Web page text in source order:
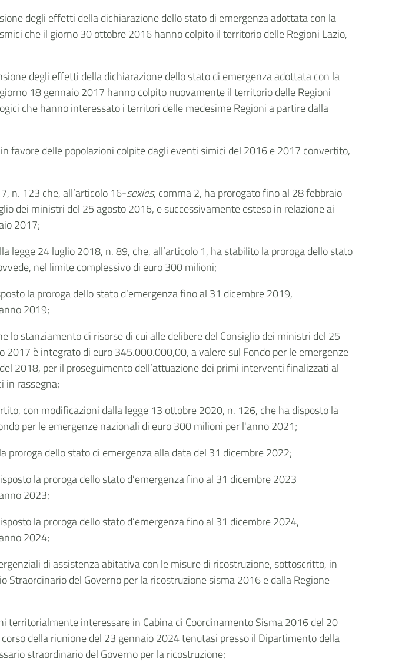
degli effetti della dichiarazione dello stato di emergenza adottata con la
che il giorno 30 ottobre 2016 hanno colpito il territorio delle Regioni Lazio,
degli effetti della dichiarazione dello stato di emergenza adottata con la
18 gennaio 2017 hanno colpito nuovamente il territorio delle Regioni
che hanno interessato i territori delle medesime Regioni a partire dalla
favore delle popolazioni colpite dagli eventi simici del 2016 e 2017 convertito,
n. 123 che, all’articolo 16-sexies, comma 2, ha prorogato fino al 28 febbraio
dei ministri del 25 agosto 2016, e successivamente esteso in relazione ai
2017;
24 luglio 2018, n. 89, che, all’articolo 1, ha stabilito la proroga dello stato
nel limite complessivo di euro 300 milioni;
la proroga dello stato d’emergenza fino al 31 dicembre 2019,
2019;
lo stanziamento di risorse di cui alle delibere del Consiglio dei ministri del 25
è integrato di euro 345.000.000,00, a valere sul Fondo per le emergenze
2018, per il proseguimento dell’attuazione dei primi interventi finalizzati al
in rassegna;
con modificazioni dalla legge 13 ottobre 2020, n. 126, che ha disposto la
per le emergenze nazionali di euro 300 milioni per l'anno 2021;
dello stato di emergenza alla data del 31 dicembre 2022;
la proroga dello stato d’emergenza fino al 31 dicembre 2023
2023;
la proroga dello stato d’emergenza fino al 31 dicembre 2024,
2024;
di assistenza abitativa con le misure di ricostruzione, sottoscritto, in
del Governo per la ricostruzione sisma 2016 e dalla Regione
territorialmente interessare in Cabina di Coordinamento Sisma 2016 del 20
della riunione del 23 gennaio 2024 tenutasi presso il Dipartimento della
straordinario del Governo per la ricostruzione;